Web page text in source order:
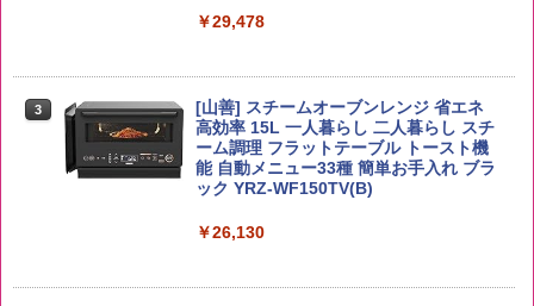
【在庫処分価格】ももたろう印 無洗米 5
by Amazon 新潟県産 新潟のお米 無洗米
￥4,930
容量 4リットル
￥2,880
し 塩らーめん 108g×10袋 保存食 備蓄
￥2,323
￥29,478
3
[山善] スチームオーブンレンジ 省エネ
高効率 15L 一人暮らし 二人暮らし スチ
ーム調理 フラットテーブル トースト機
能 自動メニュー33種 簡単お手入れ ブラ
ック YRZ-WF150TV(B)
￥26,130